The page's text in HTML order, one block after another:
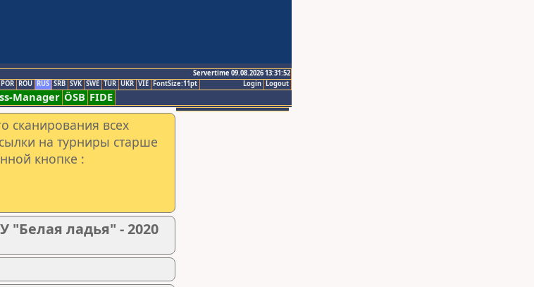
Servertime 09.08.2026 13:31:52
Logout
Login
POR ROU RUS SRB SVK SWE TUR UKR VIE FontSize:11pt
Manager ÖSB FIDE
сканирования всех
на турниры старше
кнопке :
"Белая ладья" - 2020